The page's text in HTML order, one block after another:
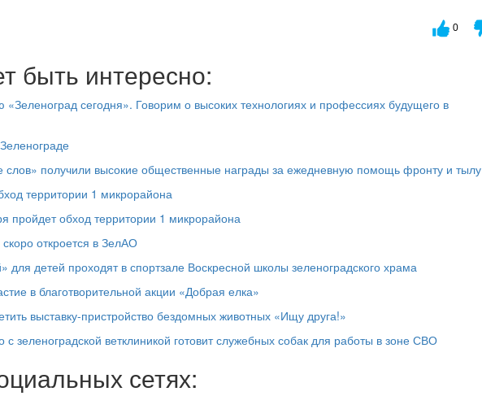
0
быть интересно:
сегодня». Говорим о высоких технологиях и профессиях будущего в
получили высокие общественные награды за ежедневную помощь фронту и тылу
территории 1 микрорайона
пройдет обход территории 1 микрорайона
откроется в ЗелАО
для детей проходят в спортзале Воскресной школы зеленоградского храма
в благотворительной акции «Добрая елка»
выставку-пристройство бездомных животных «Ищу друга!»
с зеленоградской ветклиникой готовит служебных собак для работы в зоне СВО
сетях: